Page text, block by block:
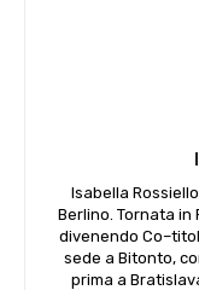
Isabella
Berlino. Tornata in
divenendo
sede a Bitonto,
prima a